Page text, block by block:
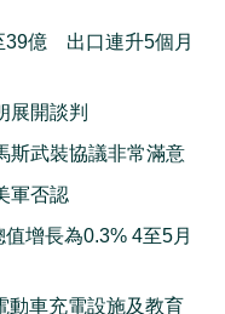
39億 出口連升5個月
展開談判
斯武裝協議非常滿意
軍否認
增長為0.3% 4至5月
動車充電設施及教育